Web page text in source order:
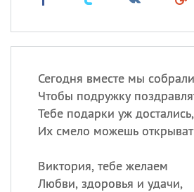
Сегодня вместе мы
Чтобы подружку
Тебе подарки уж достались,
Их смело можешь
Виктория, тебе желаем
Любви, здоровья и удачи,